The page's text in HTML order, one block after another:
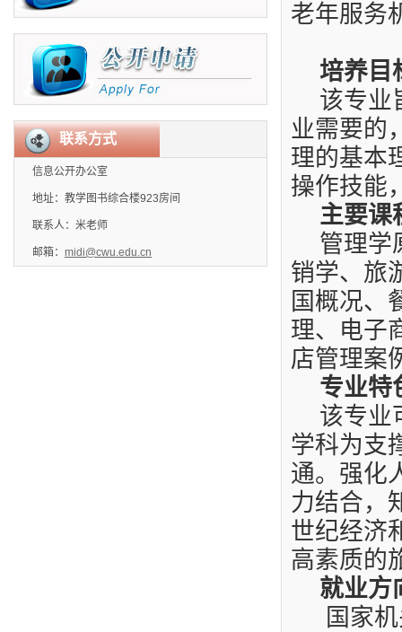
联系方式
信息公开办公室
地址：教学图书综合楼923房间
联系人：米老师
邮箱： midi@cwu.edu.cn
老年服务
培养目
该专业
业需要的
理的基本
操作技能
主要课
管理学
销学、旅
国概况、
理、电子
店管理案
专业特
该专业
学科为支
通。强化
力结合，
世纪经济
高素质的
就业方
国家